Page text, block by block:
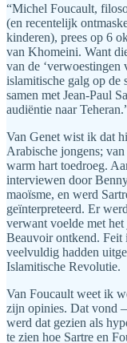
“Michel Foucault,
(en recentelijk
kinderen), prees op 6
van Khomeini. Want
van de ‘verwoestingen
islamitische galg op de
samen met Jean-Paul
audiëntie naar
Van Genet wist ik dat
Arabische jongens;
warm hart toedroeg.
interviewen door
maoïsme, en werd
geïnterpreteerd. Er
verwant voelde met
Beauvoir ontkend. Feit
veelvuldig hadden
Islamitische Revolutie.
Van Foucault weet ik
zijn opinies. Dat vond
werd dat gezien als
te zien hoe Sartre en